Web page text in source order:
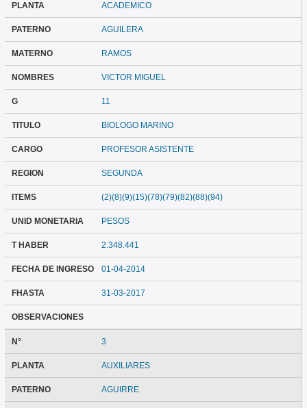
PLANTA ACADEMICO
PATERNO AGUILERA
MATERNO RAMOS
NOMBRES VICTOR MIGUEL
G 11
TITULO BIOLOGO MARINO
CARGO PROFESOR ASISTENTE
REGION SEGUNDA
ITEMS (2)(8)(9)(15)(78)(79)(82)(88)(94)
UNID MONETARIA PESOS
T HABER 2.348.441
FECHA DE INGRESO 01-04-2014
FHASTA 31-03-2017
OBSERVACIONES
N° 3
PLANTA AUXILIARES
PATERNO AGUIRRE